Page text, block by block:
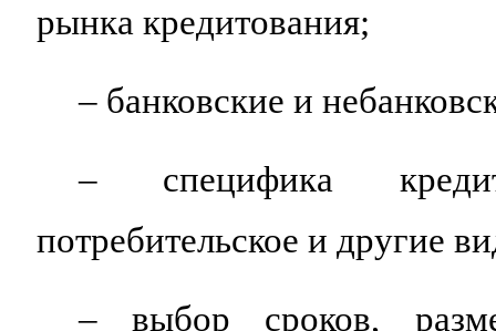
рынка кредитования;
– банковские и
– специфика
потребительское и другие
– выбор сроков,